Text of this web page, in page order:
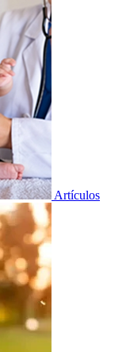
Artículos